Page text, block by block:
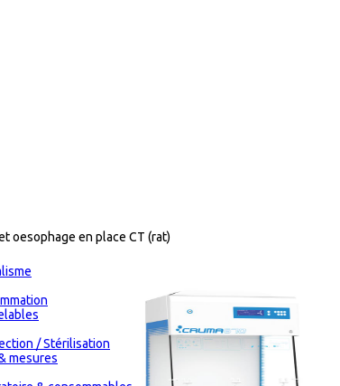
/ Stérilisation
mesures
oesophage en place CT (rat)